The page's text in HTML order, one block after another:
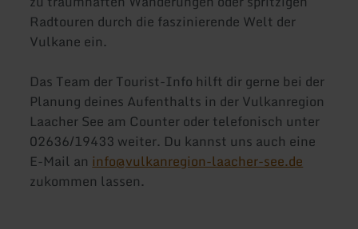
Radtouren durch die faszinierende Welt der
Vulkane ein.
Das Team der Tourist-Info hilft dir gerne bei der
Planung deines Aufenthalts in der Vulkanregion
Laacher See am Counter oder telefonisch unter
02636/19433 weiter. Du kannst uns auch eine
E-Mail an info@vulkanregion-laacher-see.de
zukommen lassen.